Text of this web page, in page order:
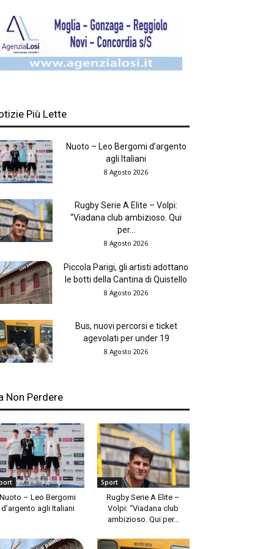
Più Lette
Nuoto – Leo Bergomi d’argento
agli Italiani
8 Agosto 2026
Rugby Serie A Elite – Volpi:
“Viadana club ambizioso. Qui
per...
8 Agosto 2026
Piccola Parigi, gli artisti adottano
le botti della Cantina di Quistello
8 Agosto 2026
Bus, nuovi percorsi e ticket
agevolati per under 19
8 Agosto 2026
Non Perdere
Nuoto – Leo Bergomi
d’argento agli Italiani
Sport
Rugby Serie A Elite –
Volpi: “Viadana club
ambizioso. Qui per...